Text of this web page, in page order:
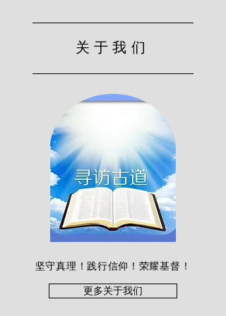
关于我们
坚守真理！践行信仰！荣耀基督！
更多关于我们